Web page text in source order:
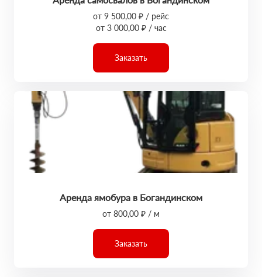
от 9 500,00 ₽ / рейс
от 3 000,00 ₽ / час
Заказать
Аренда ямобура в Богандинском
от 800,00 ₽ / м
Заказать